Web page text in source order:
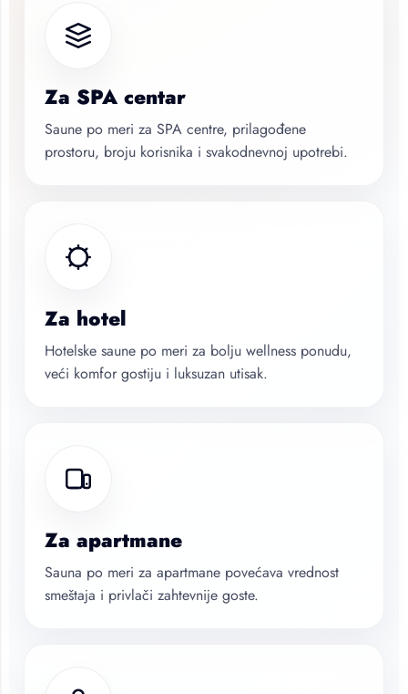
Za SPA centar
Saune po meri za SPA centre, prilagođene
prostoru, broju korisnika i svakodnevnoj upotrebi.
Za hotel
Hotelske saune po meri za bolju wellness ponudu,
veći komfor gostiju i luksuzan utisak.
Za apartmane
Sauna po meri za apartmane povećava vrednost
smeštaja i privlači zahtevnije goste.